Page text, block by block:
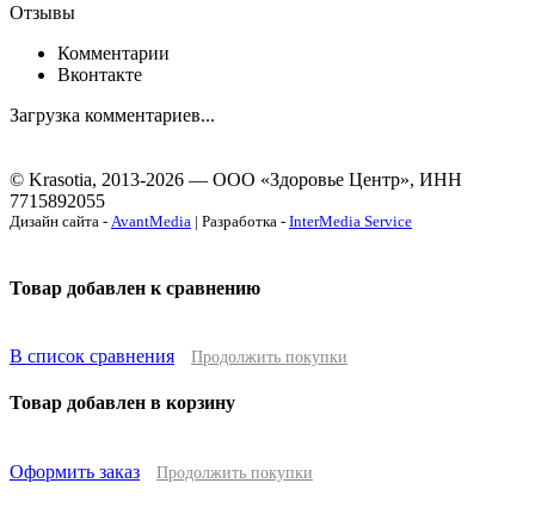
Отзывы
Комментарии
Вконтакте
Загрузка комментариев...
© Krasotia, 2013-2026 — ООО «Здоровье Центр», ИНН
7715892055
Дизайн сайта - AvantMedia | Разработка - InterMedia Service
Товар добавлен к сравнению
В список сравнения Продолжить покупки
Товар добавлен в корзину
Оформить заказ Продолжить покупки